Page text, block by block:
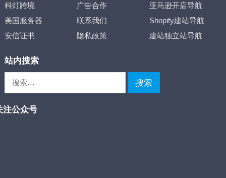
科灯跨境 广告合作
亚马逊开店导航
美国服务器
联系我们
Shopify建站导航
安信证书
隐私政策 建站独立站导航
站内搜索
注公众号